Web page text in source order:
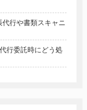
行や書類スキャニ
行委託時にどう処